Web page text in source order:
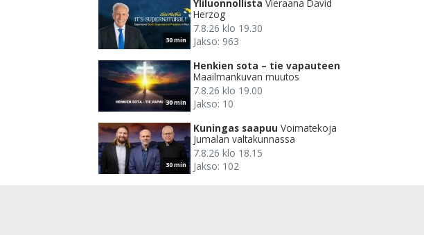
30 min
Yliluonnollista Vieraana David
Herzog
7.8.26 klo 19.30
Jakso: 963
30 min
Henkien sota – tie vapauteen
Maailmankuvan muutos
7.8.26 klo 19.00
Jakso: 10
30 min
Kuningas saapuu Voimatekoja
Jumalan valtakunnassa
7.8.26 klo 18.15
Jakso: 102